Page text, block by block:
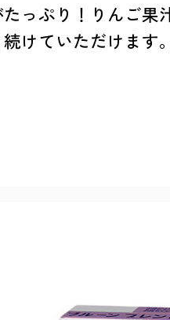
っぷり！りんご果
けていただけます。